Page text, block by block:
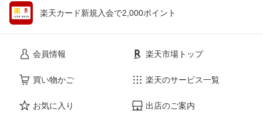
楽天カード新規入会で2,000ポイント
会員情報
買い物かご
お気に入り
楽天市場トップ
楽天のサービス一覧
出店のご案内